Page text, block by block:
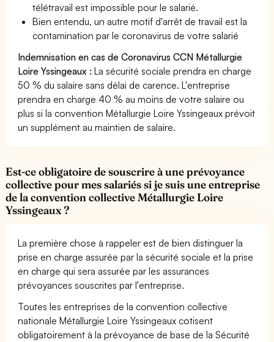
télétravail est impossible pour le salarié.
Bien entendu, un autre motif d'arrêt de travail est la
contamination par le coronavirus de votre salarié
Indemnisation en cas de Coronavirus CCN Métallurgie
Loire Yssingeaux : La sécurité sociale prendra en charge
50 % du salaire sans délai de carence. L'entreprise
prendra en charge 40 % au moins de votre salaire ou
plus si la convention Métallurgie Loire Yssingeaux prévoit
un supplément au maintien de salaire.
Est-ce obligatoire de souscrire à une prévoyance
collective pour mes salariés si je suis une entreprise
de la convention collective Métallurgie Loire
Yssingeaux ?
La première chose à rappeler est de bien distinguer la
prise en charge assurée par la sécurité sociale et la prise
en charge qui sera assurée par les assurances
prévoyances souscrites par l'entreprise.
Toutes les entreprises de la convention collective
nationale Métallurgie Loire Yssingeaux cotisent
obligatoirement à la prévoyance de base de la Sécurité